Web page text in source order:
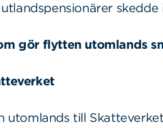
gör flytten utomlands
utomlands till